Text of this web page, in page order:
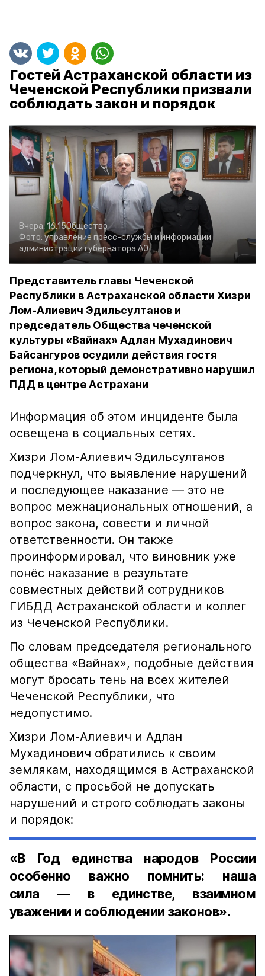
Гостей Астраханской области из
Чеченской Республики призвали
соблюдать закон и порядок
Вчера, 16:15Общество
Фото: управление пресс-службы и информации
администрации губернатора АО
Представитель главы Чеченской
Республики в Астраханской области Хизри
Лом-Алиевич Эдильсултанов и
председатель Общества чеченской
культуры «Вайнах» Адлан Мухадинович
Байсангуров осудили действия гостя
региона, который демонстративно нарушил
ПДД в центре Астрахани
Информация об этом инциденте была
освещена в социальных сетях.
Хизри Лом-Алиевич Эдильсултанов
подчеркнул, что выявление нарушений
и последующее наказание — это не
вопрос межнациональных отношений, а
вопрос закона, совести и личной
ответственности. Он также
проинформировал, что виновник уже
понёс наказание в результате
совместных действий сотрудников
ГИБДД Астраханской области и коллег
из Чеченской Республики.
По словам председателя регионального
общества «Вайнах», подобные действия
могут бросать тень на всех жителей
Чеченской Республики, что
недопустимо.
Хизри Лом-Алиевич и Адлан
Мухадинович обратились к своим
землякам, находящимся в Астраханской
области, с просьбой не допускать
нарушений и строго соблюдать законы
и порядок:
«В Год единства народов России
особенно важно помнить: наша
сила — в единстве, взаимном
уважении и соблюдении законов».